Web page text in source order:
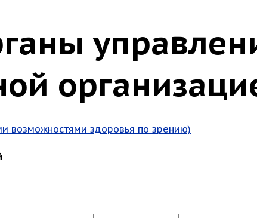
возможностями здоровья по зрению)